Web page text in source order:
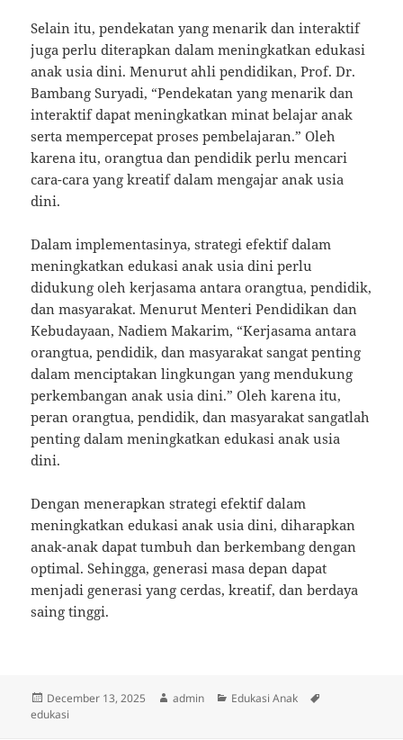
Selain itu, pendekatan yang menarik dan interaktif
juga perlu diterapkan dalam meningkatkan edukasi
anak usia dini. Menurut ahli pendidikan, Prof. Dr.
Bambang Suryadi, “Pendekatan yang menarik dan
interaktif dapat meningkatkan minat belajar anak
serta mempercepat proses pembelajaran.” Oleh
karena itu, orangtua dan pendidik perlu mencari
cara-cara yang kreatif dalam mengajar anak usia
dini.
Dalam implementasinya, strategi efektif dalam
meningkatkan edukasi anak usia dini perlu
didukung oleh kerjasama antara orangtua, pendidik,
dan masyarakat. Menurut Menteri Pendidikan dan
Kebudayaan, Nadiem Makarim, “Kerjasama antara
orangtua, pendidik, dan masyarakat sangat penting
dalam menciptakan lingkungan yang mendukung
perkembangan anak usia dini.” Oleh karena itu,
peran orangtua, pendidik, dan masyarakat sangatlah
penting dalam meningkatkan edukasi anak usia
dini.
Dengan menerapkan strategi efektif dalam
meningkatkan edukasi anak usia dini, diharapkan
anak-anak dapat tumbuh dan berkembang dengan
optimal. Sehingga, generasi masa depan dapat
menjadi generasi yang cerdas, kreatif, dan berdaya
saing tinggi.
Posted
on
December 13, 2025 Author
admin Categories
Edukasi Anak
edukasi